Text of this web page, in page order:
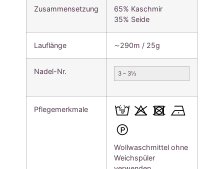
Zusammensetzung
65% Kaschmir
35% Seide
Lauflänge ∼290m / 25g
Nadel-Nr. 3 – 3½
Pflegemerkmale
Wollwaschmittel ohne
Weichspüler